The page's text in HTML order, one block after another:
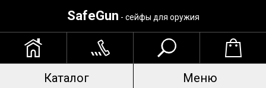
SafeGun - сейфы для оружия
Каталог Меню